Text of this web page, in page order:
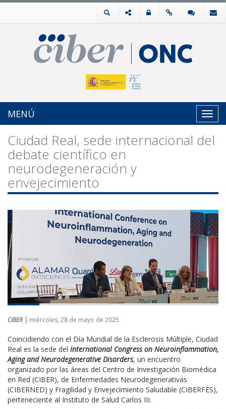
MENÚ
Ciudad Real, sede internacional del
debate científico en
neurodegeneración y
envejecimiento
CIBER | miércoles, 28 de mayo de 2025
Coincidiendo con el Día Mundial de la Esclerosis Múltiple, Ciudad
Real es la sede del International Congress on Neuroinflammation,
Aging and Neurodegenerative Disorders, un encuentro
organizado por las áreas del Centro de Investigación Biomédica
en Red (CIBER), de Enfermedades Neurodegenerativas
(CIBERNED) y Fragilidad y Envejecimiento Saludable (CIBERFES),
perteneciente al Instituto de Salud Carlos III.